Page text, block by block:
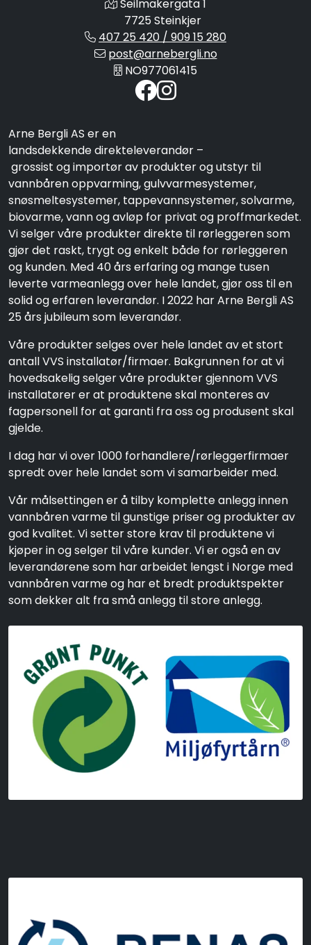
Seilmakergata 1
7725 Steinkjer
407 25 420 / 909 15 280
post@arnebergli.no
NO977061415
Arne Bergli AS er en
landsdekkende direkteleverandør –
grossist og importør av produkter og utstyr til
vannbåren oppvarming, gulvvarmesystemer,
snøsmeltesystemer, tappevannsystemer, solvarme,
biovarme, vann og avløp for privat og proffmarkedet.
Vi selger våre produkter direkte til rørleggeren som
gjør det raskt, trygt og enkelt både for rørleggeren
og kunden. Med 40 års erfaring og mange tusen
leverte varmeanlegg over hele landet, gjør oss til en
solid og erfaren leverandør. I 2022 har Arne Bergli AS
25 års jubileum som leverandør.
Våre produkter selges over hele landet av et stort
antall VVS installatør/firmaer. Bakgrunnen for at vi
hovedsakelig selger våre produkter gjennom VVS
installatører er at produktene skal monteres av
fagpersonell for at garanti fra oss og produsent skal
gjelde.
I dag har vi over 1000 forhandlere/rørleggerfirmaer
spredt over hele landet som vi samarbeider med.
Vår målsettingen er å tilby komplette anlegg innen
vannbåren varme til gunstige priser og produkter av
god kvalitet. Vi setter store krav til produktene vi
kjøper in og selger til våre kunder. Vi er også en av
leverandørene som har arbeidet lengst i Norge med
vannbåren varme og har et bredt produktspekter
som dekker alt fra små anlegg til store anlegg.